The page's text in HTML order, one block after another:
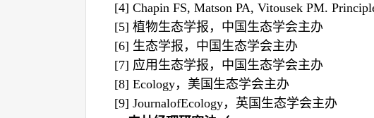
[4] Chapin FS, Matson PA, Vitousek PM. P
[5] 植物生态学报，中国生态学会主办
[6] 生态学报，中国生态学会主办
[7] 应用生态学报，中国生态学会主办
[8] Ecology， 美国 生态学会主办
[9] JournalofEcology， 英国 生态学会主办